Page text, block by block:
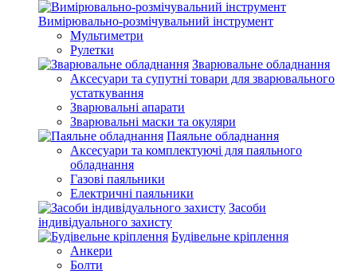
Вимірювально-розмічувальний інструмент
Мультиметри
Рулетки
Зварювальне обладнання
Аксесуари та супутні товари для зварювального
устаткування
Зварювальні апарати
Зварювальні маски та окуляри
Паяльне обладнання
Аксесуари та комплектуючі для паяльного
обладнання
Газові паяльники
Електричні паяльники
Засоби
індивідуального захисту
Будівельне кріплення
Анкери
Болти